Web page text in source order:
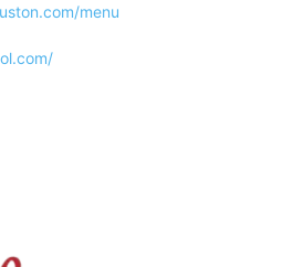
menu